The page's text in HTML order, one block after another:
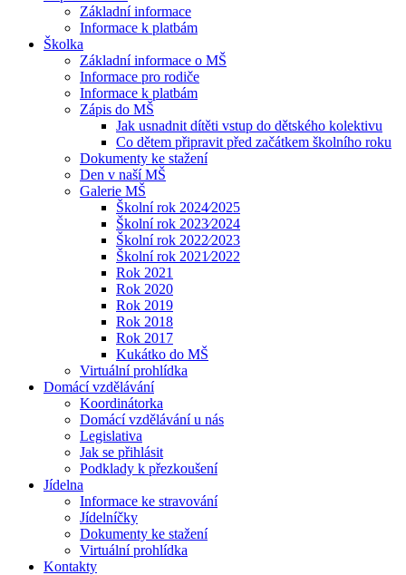
Základní informace
Informace k platbám
Školka
Základní informace o MŠ
Informace pro rodiče
Informace k platbám
Zápis do MŠ
Jak usnadnit dítěti vstup do dětského kolektivu
Co dětem připravit před začátkem školního roku
Dokumenty ke stažení
Den v naší MŠ
Galerie MŠ
Školní rok 2024⁄2025
Školní rok 2023⁄2024
Školní rok 2022⁄2023
Školní rok 2021⁄2022
Rok 2021
Rok 2020
Rok 2019
Rok 2018
Rok 2017
Kukátko do MŠ
Virtuální prohlídka
Domácí vzdělávání
Koordinátorka
Domácí vzdělávání u nás
Legislativa
Jak se přihlásit
Podklady k přezkoušení
Jídelna
Informace ke stravování
Jídelníčky
Dokumenty ke stažení
Virtuální prohlídka
Kontakty